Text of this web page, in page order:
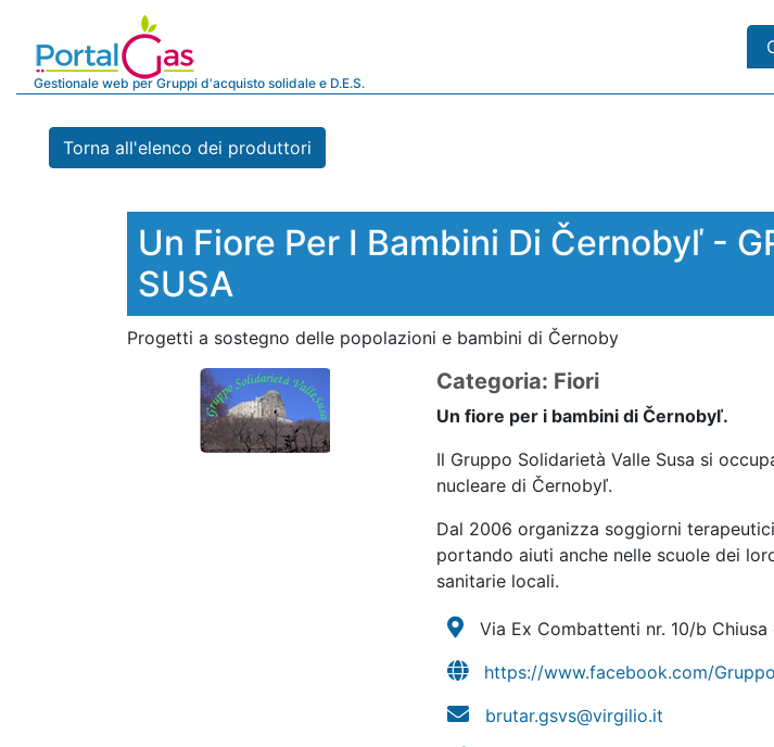
Gestionale web per Gruppi d'acquisto solidale e D.E.S.
Torna all'elenco dei produttori
Un Fiore Per I Bambini Di Černobyľ -
SUSA
Progetti a sostegno delle popolazioni e bambini di Černoby
Categoria: Fiori
Un fiore per i bambini di Černobyľ.
Il Gruppo Solidarietà Valle Susa si
nucleare di Černobyľ.
Dal 2006 organizza soggiorni
portando aiuti anche nelle scuole dei
sanitarie locali.
Via Ex Combattenti nr. 10/b Chiusa
https://www.facebook.com/
brutar.gsvs@virgilio.it